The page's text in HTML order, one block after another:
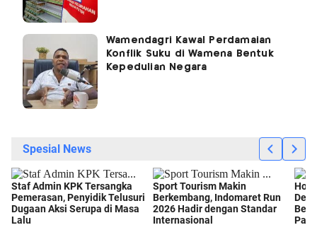
Wamendagri Kawal Perdamaian
Konflik Suku di Wamena Bentuk
Kepedulian Negara